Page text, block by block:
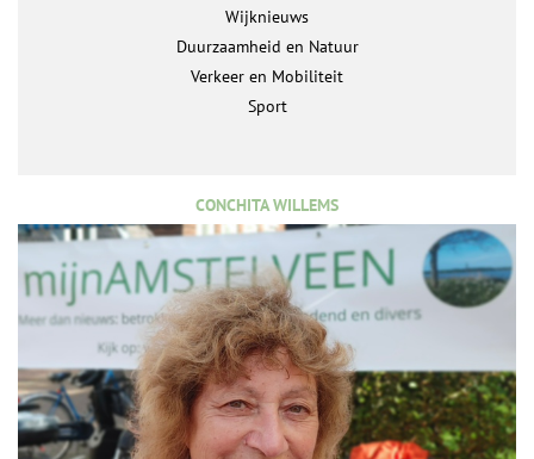
Wijknieuws
Duurzaamheid en Natuur
Verkeer en Mobiliteit
Sport
CONCHITA WILLEMS